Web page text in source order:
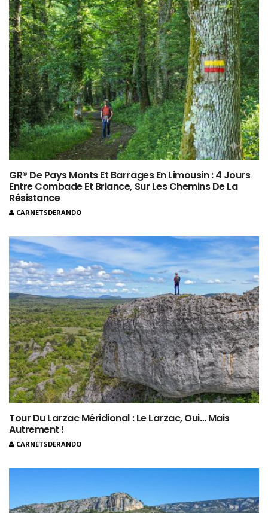
GR® De Pays Monts Et Barrages En Limousin : 4 Jours
Entre Combade Et Briance, Sur Les Chemins De La
Résistance
CARNETSDERANDO
Tour Du Larzac Méridional : Le Larzac, Oui… Mais
Autrement !
CARNETSDERANDO